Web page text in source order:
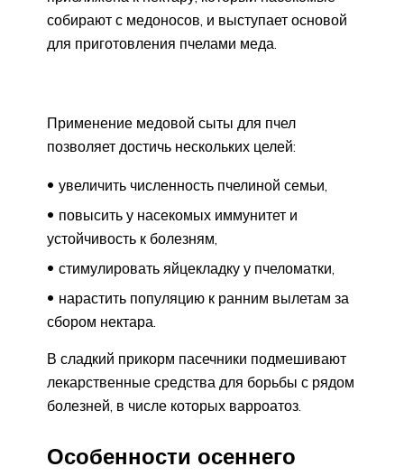
собирают с медоносов, и выступает основой
для приготовления пчелами меда.
Применение медовой сыты для пчел
позволяет достичь нескольких целей:
увеличить численность пчелиной семьи,
повысить у насекомых иммунитет и
устойчивость к болезням,
стимулировать яйцекладку у пчеломатки,
нарастить популяцию к ранним вылетам за
сбором нектара.
В сладкий прикорм пасечники подмешивают
лекарственные средства для борьбы с рядом
болезней, в числе которых варроатоз.
Особенности осеннего